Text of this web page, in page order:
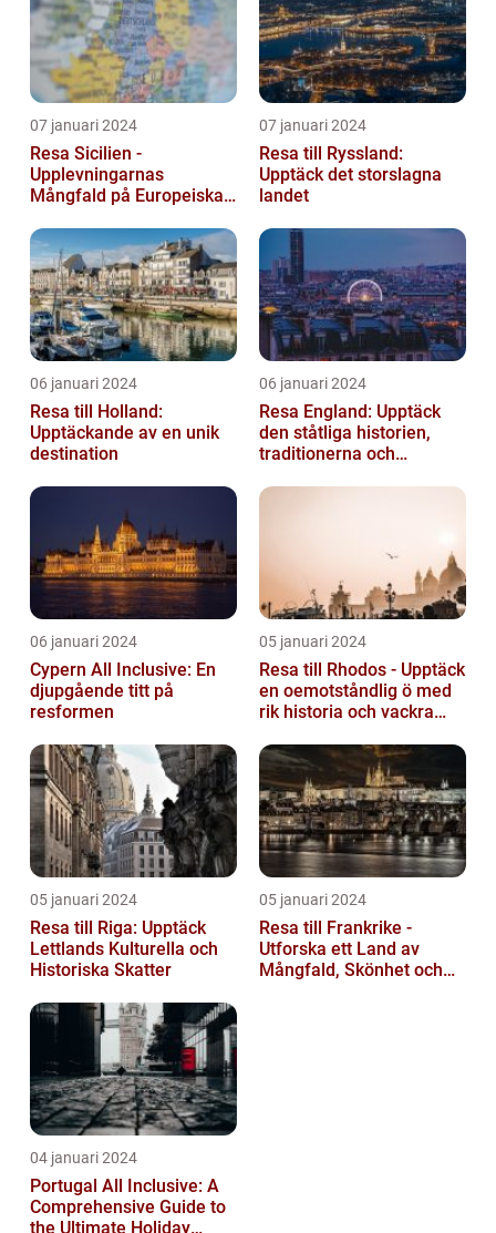
07 januari 2024
Resa Sicilien -
Upplevningarnas
Mångfald på Europeiska
07 januari 2024
Resa till Ryssland:
Upptäck det storslagna
landet
06 januari 2024
Resa till Holland:
Upptäckande av en unik
destination
06 januari 2024
Resa England: Upptäck
den ståtliga historien,
traditionerna och
06 januari 2024
Cypern All Inclusive: En
djupgående titt på
resformen
05 januari 2024
Resa till Rhodos - Upptäck
en oemotståndlig ö med
rik historia och vackra
05 januari 2024
Resa till Riga: Upptäck
Lettlands Kulturella och
Historiska Skatter
05 januari 2024
Resa till Frankrike -
Utforska ett Land av
Mångfald, Skönhet och
04 januari 2024
Portugal All Inclusive: A
Comprehensive Guide to
the Ultimate Holiday